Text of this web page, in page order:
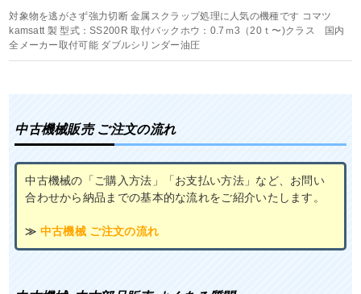
対象物を逃がさず強力切断 金属スクラップ処理に人気の機種です コマツ
kamsatt 製 型式：SS200R 取付バックホウ：0.7ｍ3（20ｔ〜)クラス 国内
全メーカー取付可能 ダブルシリンダー油圧
中古機械販売 ご注文の流れ
中古機械の「ご購入方法」「お支払い方法」など、お問い
合わせから納品までの基本的な流れをご紹介いたします。
≫ 中古機械 ご注文の流れ